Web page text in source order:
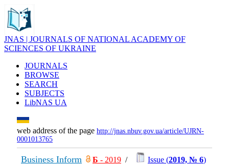
JNAS | JOURNALS OF NATIONAL ACADEMY OF
SCIENCES OF UKRAINE
JOURNALS
BROWSE
SEARCH
SUBJECTS
LibNAS UA
web address of the page http://jnas.nbuv.gov.ua/article/UJRN-
0001013765
Business Inform Б - 2019 / Issue (2019, № 6)